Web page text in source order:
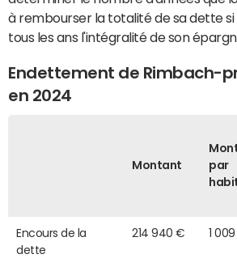
à rembourser la totalité de sa dette
tous les ans l'intégralité de son
Endettement de Rimbach-
en 2024
Montant
par
Encours de la
dette
214 940 € 1